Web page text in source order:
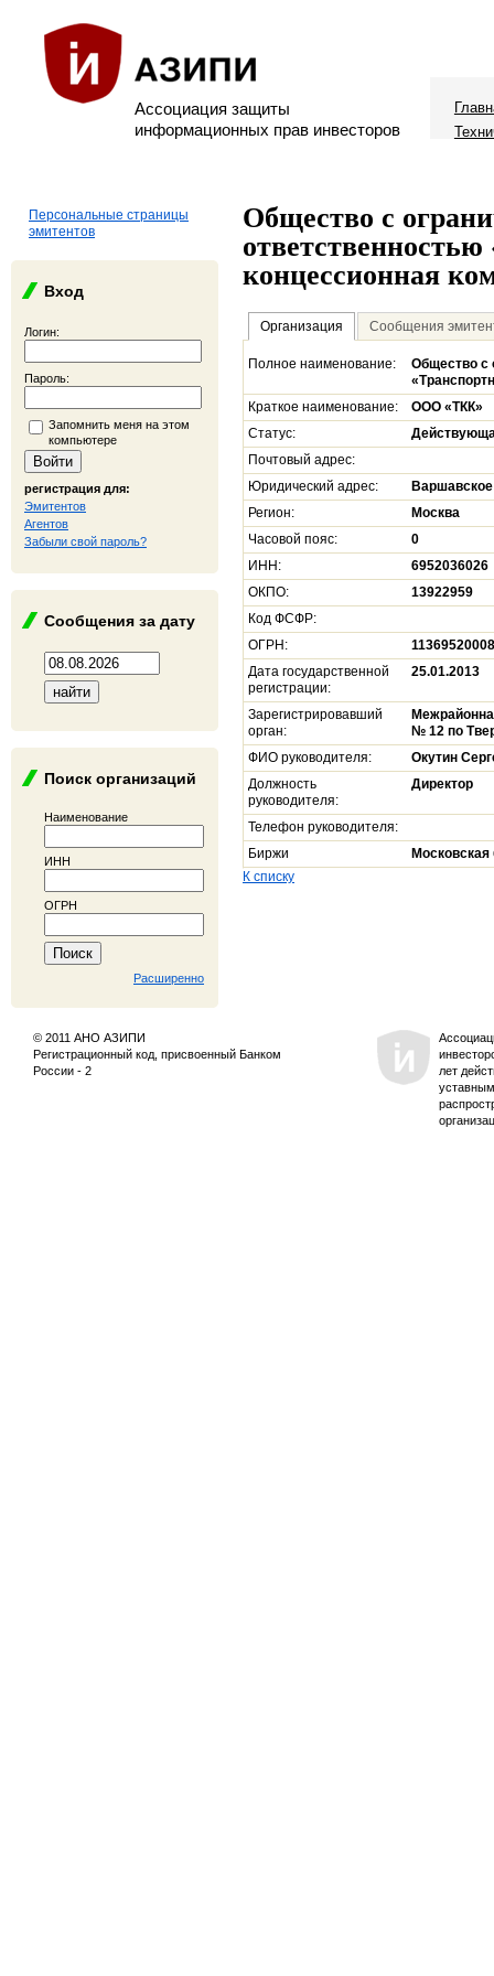
Ассоциация защиты
информационных прав инвесторов
Персональные страницы
эмитентов
Вход
Логин:
Пароль:
Запомнить меня на этом
компьютере
регистрация для:
Эмитентов
Агентов
Забыли свой пароль?
Сообщения за дату
Поиск организаций
Наименование
ИНН
ОГРН
Расширенно
Общество с
концессионная
Организация Сообщения
Полное наименование:
Общество с
Краткое наименование:
ООО «ТКК»
Статус:
Почтовый адрес:
Юридический адрес:
Варшавское
Регион:
Москва
Часовой пояс:
0
ИНН:
6952036026
ОКПО:
13922959
Код ФСФР:
ОГРН:
Дата государственной
регистрации:
25.01.2013
Зарегистрировавший
орган:
№ 12 по
ФИО руководителя:
Окутин
Должность
руководителя:
Директор
Телефон руководителя:
Биржи
К списку
© 2011 АНО АЗИПИ
Регистрационный код, присвоенный Банком
России - 2
лет